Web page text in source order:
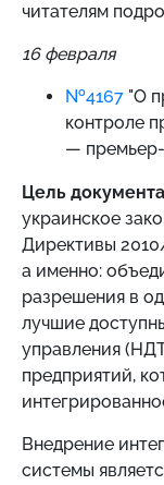
читателям
16 февраля
№4167 "О
контроле
—
Цель
украинское
Директивы
а именно:
разрешения в
лучшие
управления
предприятий,
Внедрение
системы